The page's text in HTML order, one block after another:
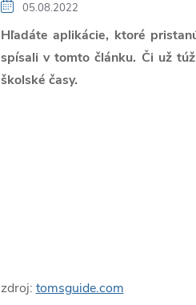
05.08.2022
Hľadáte aplikácie, ktoré
spísali v tomto článku. Či už
školské časy.
zdroj: tomsguide.com